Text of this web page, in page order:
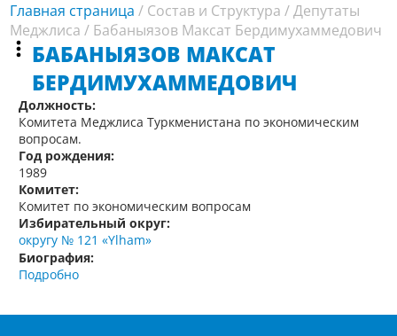
Главная страница / Состав и Структура /Депутаты
Меджлиса / Бабаныязов Максат Бердимухаммедович
БАБАНЫЯЗОВ МАКСАТ
БЕРДИМУХАММЕДОВИЧ
Должность:
Комитета Меджлиса Туркменистана по экономическим
вопросам.
Год рождения:
1989
Комитет:
Комитет по экономическим вопросам
Избирательный округ:
округу № 121 «Ylham»
Биография:
Подробно